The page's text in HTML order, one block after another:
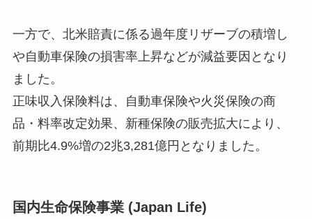
一方で、北米賠責に係る過年度リザーブの積増し
や自動車保険の損害率上昇などが減益要因となり
ました。
正味収入保険料は、自動車保険や火災保険の商
品・料率改定効果、新種保険の販売拡大により、
前期比4.9%増の2兆3,281億円となりました。
国内生命保険事業 (Japan Life)